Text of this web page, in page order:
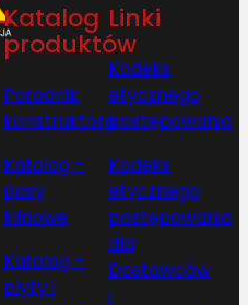
Katalog
produktów
Poradnik
konstruktora
Katalog –
pasy
klinowe
Katalog –
płyty i
Linki
Kodeks
etycznego
postępowania
Kodeks
etycznego
postępowania
dla
Dostawców
i